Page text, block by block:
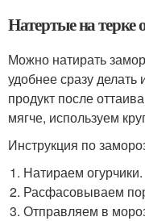
Натертые на терке
Можно натирать
удобнее сразу делать
продукт после
мягче, используем
Инструкция по
Натираем огурчики.
Расфасовываем
Отправляем в